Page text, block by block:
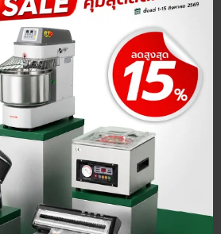
รูปถ่ายสินค้าจริง)
ติดต่อเรา
พื่อเข้าชมหรือทดลองสินค้า เครื่องซีล